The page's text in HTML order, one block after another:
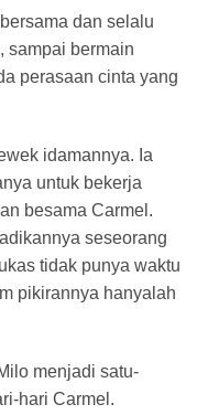
dan selalu
sampai bermain
perasaan cinta yang
idamannya. Ia
untuk bekerja
besama Carmel.
seseorang
tidak punya waktu
pikirannya hanyalah
menjadi satu-
hari Carmel.